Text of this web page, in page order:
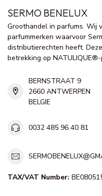
SERMO BENELUX
Groothandel in parfums. Wij
parfummerken waarvoor
distributierechten heeft.
betrekking op
BERNSTRAAT 9
2660 ANTWERPEN
BELGIE
0032 485 96 40 81
TAX/VAT Number: